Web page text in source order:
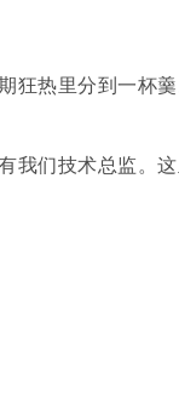
热里分到一杯
我们技术总监。这